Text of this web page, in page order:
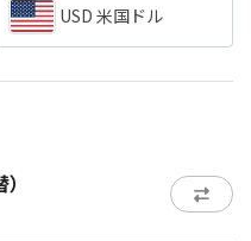
USD 米国ドル